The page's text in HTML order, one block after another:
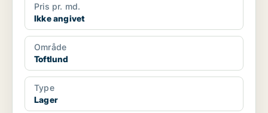
Pris pr. md.
Ikke angivet
Område
Toftlund
Type
Lager